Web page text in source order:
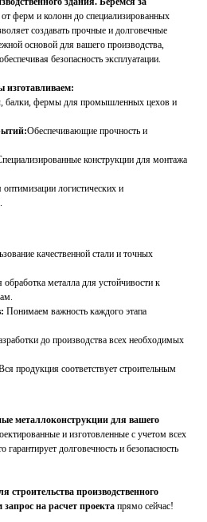
ферм и колонн до специализированных
создавать прочные и долговечные
основой для вашего производства,
безопасность эксплуатации.
изготавливаем:
балки, фермы для промышленных цехов и
Обеспечивающие прочность и
конструкции для монтажа
оптимизации логистических и
качественной стали и точных
обработка металла для устойчивости к
Понимаем важность каждого этапа
до производства всех необходимых
продукция соответствует строительным
металлоконструкции для вашего
и изготовленные с учетом всех
гарантирует долговечность и безопасность
строительства производственного
на расчет проекта прямо сейчас!